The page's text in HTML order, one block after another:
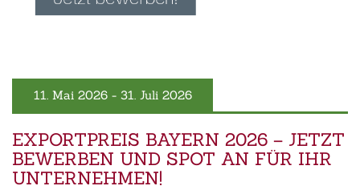
11. Mai 2026 - 31. Juli 2026
EXPORTPREIS BAYERN 2026 – JETZT
BEWERBEN UND SPOT AN FÜR IHR
UNTERNEHMEN!